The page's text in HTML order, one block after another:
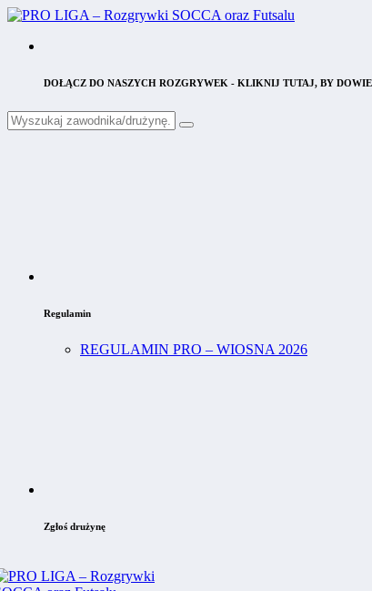
DOŁĄCZ DO NASZYCH ROZGRYWEK - KLIKNIJ TUTAJ, BY
Regulamin
REGULAMIN PRO – WIOSNA 2026
Zgłoś drużynę